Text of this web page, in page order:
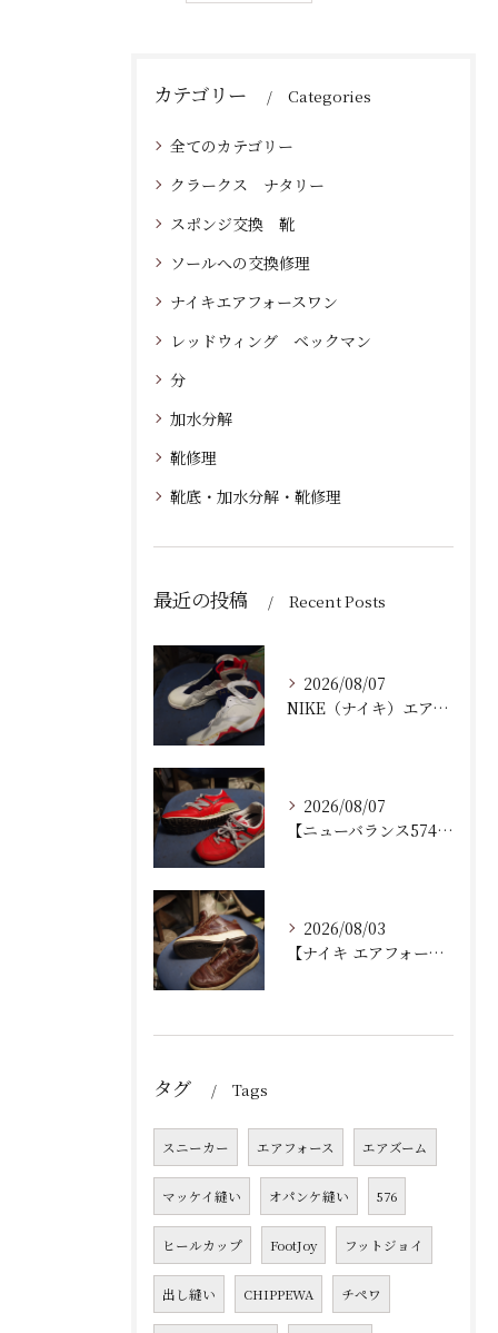
カテゴリー Categories
全てのカテゴリー
クラークス ナタリー
スポンジ交換 靴
ソールへの交換修理
ナイキエアフォースワン
レッドウィング ベックマン
分
加水分解
靴修理
靴底・加水分解・靴修理
最近の投稿 Recent Posts
2026/08/07
NIKE（ナイキ）エアジョーダン7の加水分解修理！ミッドソール交換とオパンケ縫い補強で復活させるプロの技
2026/08/07
【ニューバランス574修理】加水分解したウェッジヒールの部分交換手順と費用・耐久性を徹底解説！
2026/08/03
【ナイキ エアフォース1 修理】加水分解したソール内部クッション交換＆オパンケ縫いで劇的復活！
タグ Tags
スニーカー エアフォース エアズーム
マッケイ縫い オパンケ縫い 576
ヒールカップ FootJoy フットジョイ
出し縫い CHIPPEWA チペワ